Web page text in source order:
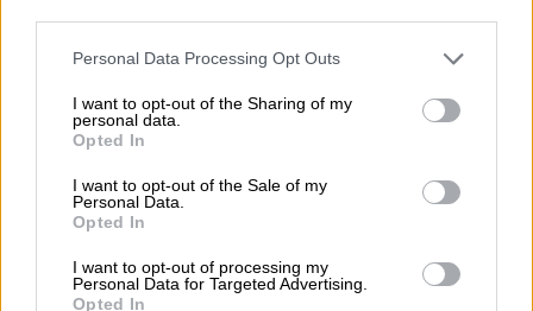
Personal Data Processing Opt Outs
I want to opt-out of the Sharing of my
personal data.
Opted In
I want to opt-out of the Sale of my
Personal Data.
Opted In
I want to opt-out of processing my
Personal Data for Targeted Advertising.
Opted In
El telescopio espacial
Romano quiere proteger a
la Tierra de asteroides